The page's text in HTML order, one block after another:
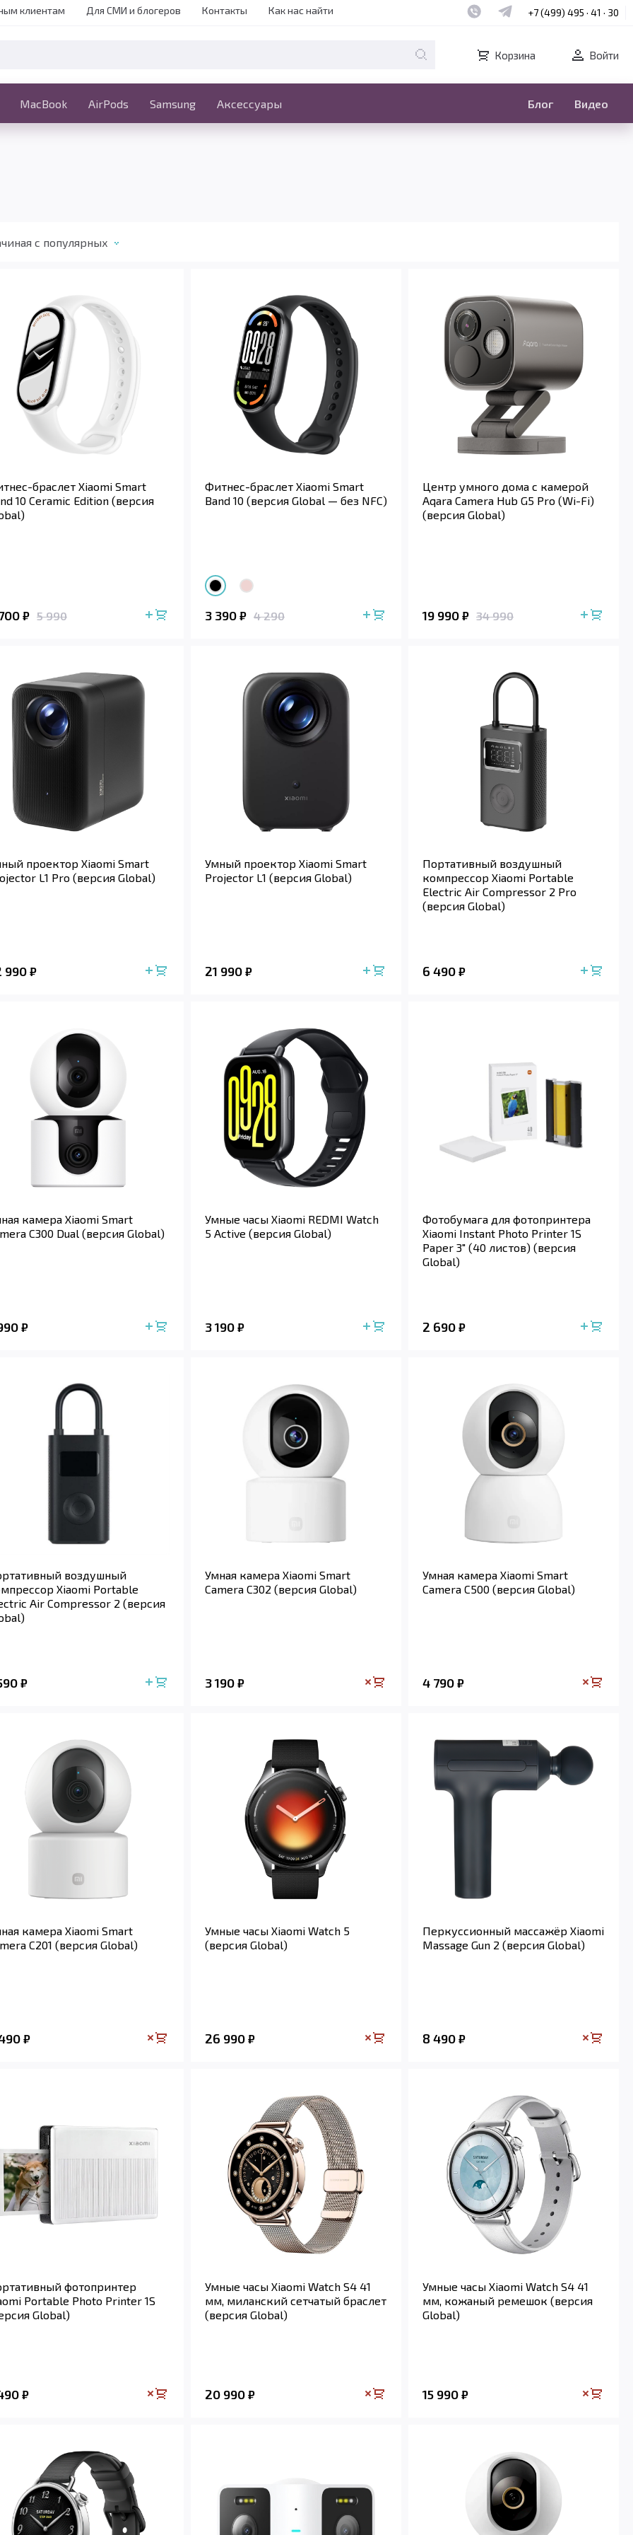
клиентам Для СМИ и блогеров Контакты Как нас найти Наш whatsapp
Наш telegram
+7 (499) 495 · 41 · 30
Корзина Войти
MacBook AirPods Samsung Аксессуары Блог Видео
iPhone MacBook Ещё
c популярных
браслет Xiaomi Smart
10 Ceramic Edition (версия
₽ 5 990
Фитнес-браслет Xiaomi Smart
Band 10 (версия Global — без NFC)
3 390 ₽ 4 290
Центр умного дома с камерой
Aqara Camera Hub G5 Pro (Wi-Fi)
(версия Global)
19 990 ₽ 34 990
проектор Xiaomi Smart
L1 Pro (версия Global)
990 ₽
Умный проектор Xiaomi Smart
Projector L1 (версия Global)
21 990 ₽
Портативный воздушный
компрессор Xiaomi Portable
Electric Air Compressor 2 Pro
(версия Global)
6 490 ₽
камера Xiaomi Smart
C300 Dual (версия Global)
₽
Умные часы Xiaomi REDMI Watch
5 Active (версия Global)
3 190 ₽
Фотобумага для фотопринтера
Xiaomi Instant Photo Printer 1S
Paper 3" (40 листов) (версия
Global)
2 690 ₽
воздушный
Xiaomi Portable
Air Compressor 2 (версия
₽
Умная камера Xiaomi Smart
Camera C302 (версия Global)
3 190 ₽
Умная камера Xiaomi Smart
Camera C500 (версия Global)
4 790 ₽
камера Xiaomi Smart
C201 (версия Global)
₽
Умные часы Xiaomi Watch 5
(версия Global)
26 990 ₽
Перкуссионный массажёр Xiaomi
Massage Gun 2 (версия Global)
8 490 ₽
фотопринтер
Portable Photo Printer 1S
Global)
₽
Умные часы Xiaomi Watch S4 41
мм, миланский сетчатый браслет
(версия Global)
20 990 ₽
Умные часы Xiaomi Watch S4 41
мм, кожаный ремешок (версия
Global)
15 990 ₽